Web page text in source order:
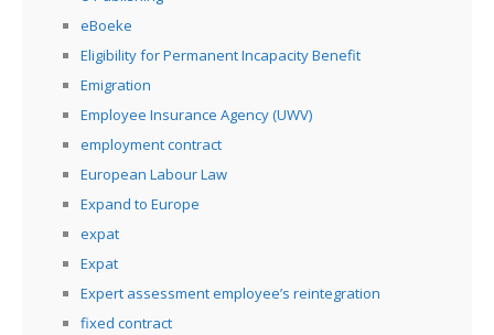
eBoeke
Eligibility for Permanent Incapacity Benefit
Emigration
Employee Insurance Agency (UWV)
employment contract
European Labour Law
Expand to Europe
expat
Expat
Expert assessment employee’s reintegration
fixed contract